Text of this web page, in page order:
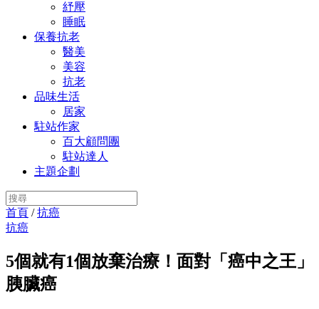
紓壓
睡眠
保養抗老
醫美
美容
抗老
品味生活
居家
駐站作家
百大顧問團
駐站達人
主題企劃
首頁 /抗癌
抗癌
5個就有1個放棄治療！面對「癌中之王」
胰臟癌